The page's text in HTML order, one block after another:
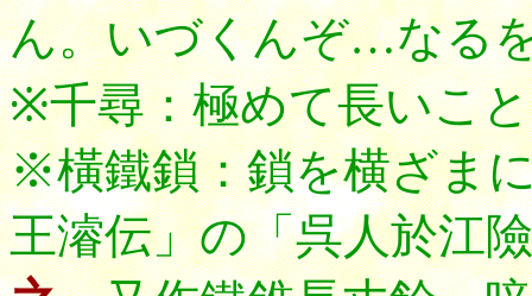
ん。いづくんぞ…なる
※千尋：極めて長いこ
※橫鐵鎖：鎖を横ざま
王濬伝」の「呉人於江